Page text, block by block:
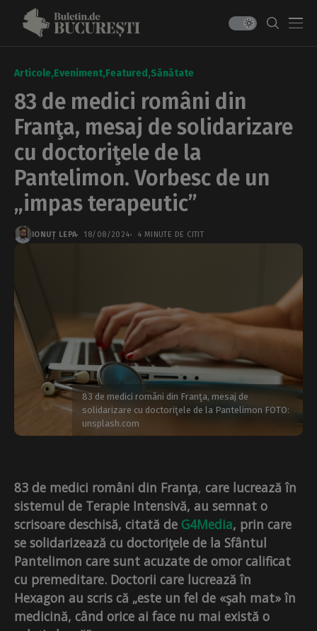
Articole Eveniment Featured Sănătate
83 de medici români din
Franţa, mesaj de solidarizare
cu doctoriţele de la
Pantelimon. Vorbesc de un
„impas terapeutic”
IONUȚ LEPA 18/08/2024 4 MINUTE DE CITIT
83 de medici români din Franţa, mesaj de
solidarizare cu doctoriţele de la Pantelimon FOTO:
unsplash.com
83 de medici români din Franţa, care lucrează în
sistemul de Terapie Intensivă, au semnat o
scrisoare deschisă, citată de G4Media, prin care
se solidarizează cu doctoriţele de la Sfântul
Pantelimon care sunt acuzate de omor calificat
cu premeditare. Doctorii care lucrează în
Hexagon au scris că „este un fel de «şah mat» în
medicină, când orice ai face nu mai există o